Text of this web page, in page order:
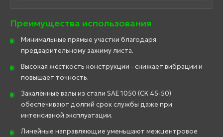
Преимущества использования
Минимальные прямые участки благодаря
предварительному зажиму листа.
Высокая жёсткость конструкции - снижает вибрации и
повышает точность.
Закалённые валы из стали SAE 1050 (CK 45-50)
обеспечивают долгий срок службы даже при
интенсивной эксплуатации.
Линейные направляющие уменьшают межцентровое